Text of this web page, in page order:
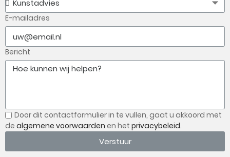
E-mailadres
Bericht
Door dit contactformulier in te vullen, gaat u akkoord met
de algemene voorwaarden en het privacybeleid.
Verstuur